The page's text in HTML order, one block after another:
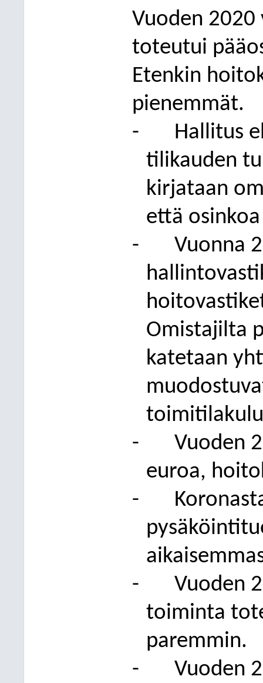
Vuoden
toteutui
Etenkin
pienemmät.
-
Hallitus
tilikauden
kirjataan
että osin
-
Vuonna
Omistajilta
katetaan
-
Vuoden
euroa,
-
-
Vuoden
toiminta
paremmin.
-
Vuoden